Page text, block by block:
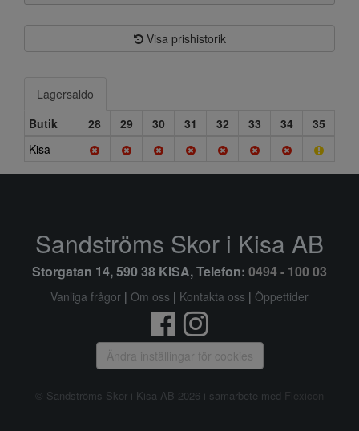
Visa prishistorik
Lagersaldo
Butik
28 29 30 31 32 33 34
35
Kisa
Sandströms Skor i Kisa AB
Storgatan 14, 590 38 KISA, Telefon: 0494 - 100 03
Vanliga frågor | Om oss | Kontakta oss | Öppettider
Ändra inställingar för cookies
© Sandströms Skor i Kisa AB 2026 i samarbete med Flexicon